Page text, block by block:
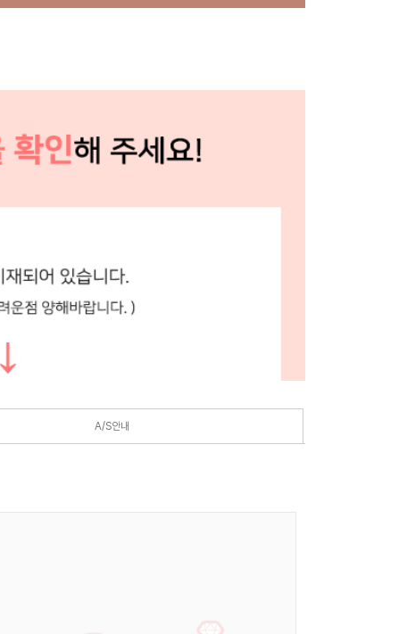
A/S안내